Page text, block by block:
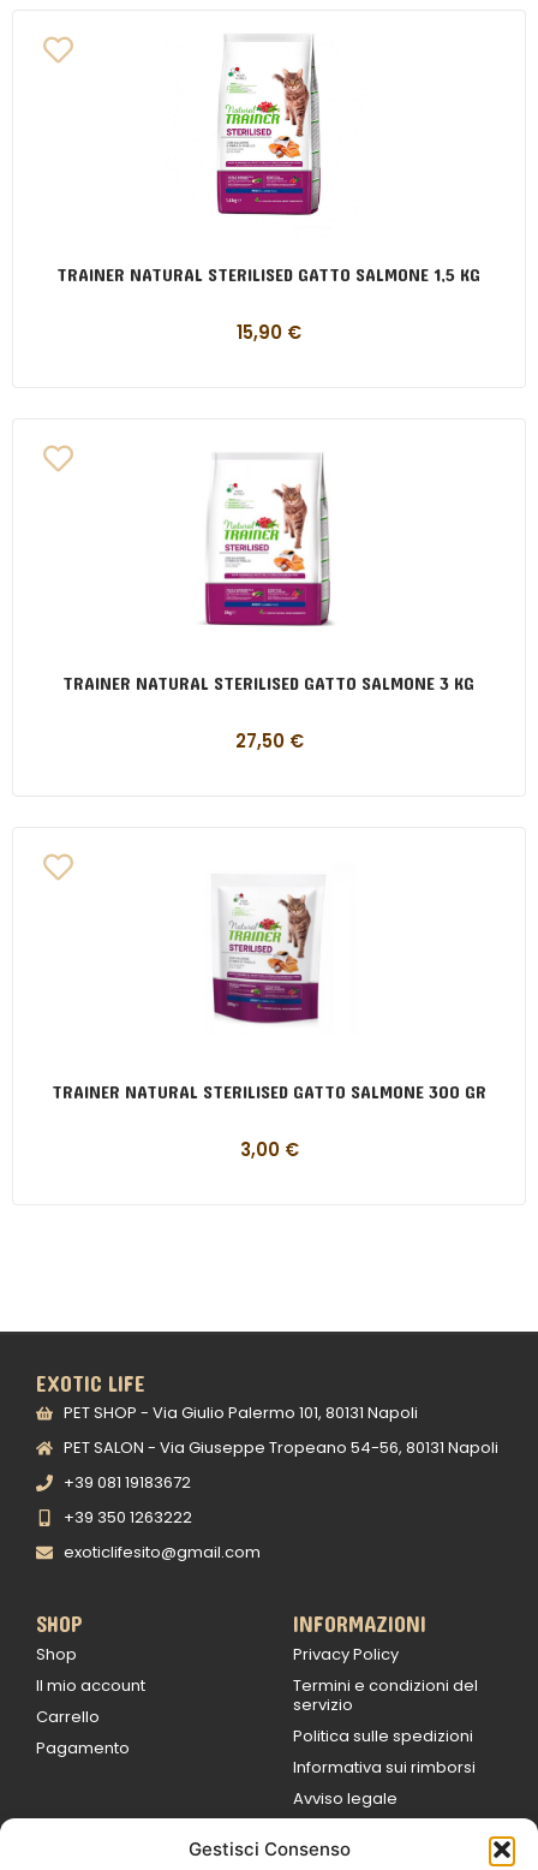
Gestisci Consenso
TRAINER NATURAL STERILISED GATTO SALMONE 1,5 KG
15,90 €
TRAINER NATURAL STERILISED GATTO SALMONE 3 KG
27,50 €
TRAINER NATURAL STERILISED GATTO SALMONE 300 GR
3,00 €
EXOTIC LIFE
PET SHOP - Via Giulio Palermo 101, 80131 Napoli
PET SALON - Via Giuseppe Tropeano 54-56, 80131 Napoli
+39 081 19183672
+39 350 1263222
exoticlifesito@gmail.com
SHOP
Shop
Il mio account
Carrello
Pagamento
INFORMAZIONI
Privacy Policy
Termini e condizioni del
servizio
Politica sulle spedizioni
Informativa sui rimborsi
Avviso legale
9:00